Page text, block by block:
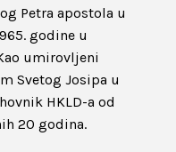
Petra apostola u
godine u
umirovljeni
Svetog Josipa u
HKLD-a od
20 godina.